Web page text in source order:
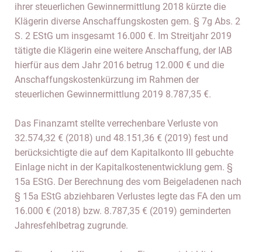
ihrer steuerlichen Gewinnermittlung 2018 kürzte die
Klägerin diverse Anschaffungskosten gem. § 7g Abs. 2
S. 2 EStG um insgesamt 16.000 €. Im Streitjahr 2019
tätigte die Klägerin eine weitere Anschaffung, der IAB
hierfür aus dem Jahr 2016 betrug 12.000 € und die
Anschaffungskostenkürzung im Rahmen der
steuerlichen Gewinnermittlung 2019 8.787,35 €.
Das Finanzamt stellte verrechenbare Verluste von
32.574,32 € (2018) und 48.151,36 € (2019) fest und
berücksichtigte die auf dem Kapitalkonto III gebuchte
Einlage nicht in der Kapitalkostenentwicklung gem. §
15a EStG. Der Berechnung des vom Beigeladenen nach
§ 15a EStG abziehbaren Verlustes legte das FA den um
16.000 € (2018) bzw. 8.787,35 € (2019) geminderten
Jahresfehlbetrag zugrunde.